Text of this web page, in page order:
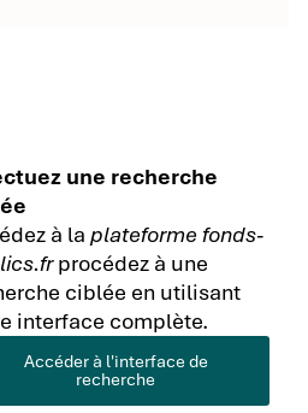
une recherche
à laplateforme fonds-
procédez à une
ciblée en utilisant
interface complète.
Accéder à l'interface de
recherche